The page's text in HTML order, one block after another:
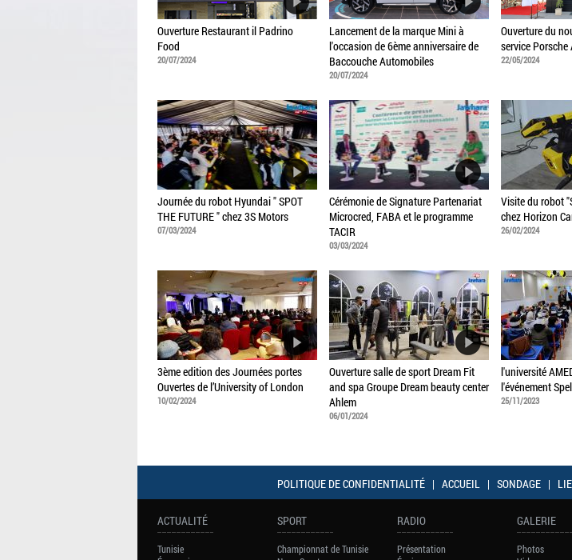
Ouverture Restaurant il Padrino
Food
20/07/2024
Lancement de la marque Mini à
l'occasion de 6ème anniversaire de
Baccouche Automobiles
20/07/2024
Ouverture du
service Porsche
22/05/2024
Journée du robot Hyundai " SPOT
THE FUTURE " chez 3S Motors
07/03/2024
Cérémonie de Signature Partenariat
Microcred, FABA et le programme
TACIR
03/03/2024
Visite du robot
chez Horizon
26/02/2024
3ème edition des Journées portes
Ouvertes de l’University of London
10/02/2024
Ouverture salle de sport Dream Fit
and spa Groupe Dream beauty center
Ahlem
06/01/2024
l'université
l'événement
25/11/2023
POLITIQUE DE CONFIDENTIALITÉ | ACCUEIL | SONDAGE |
ACTUALITÉ
Tunisie
SPORT
Championnat de Tunisie
RADIO
Présentation
GALERIE
Photos